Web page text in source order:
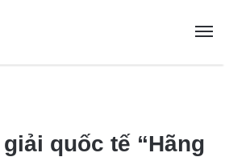
quốc tế “Hãng